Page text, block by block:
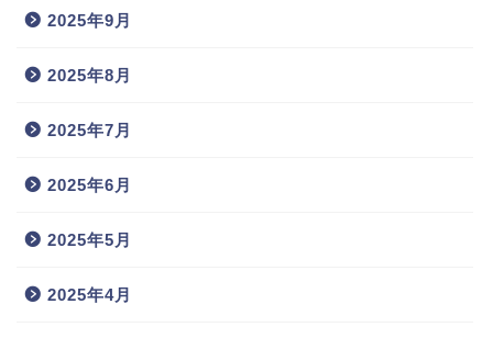
2025年9月
2025年8月
2025年7月
2025年6月
2025年5月
2025年4月